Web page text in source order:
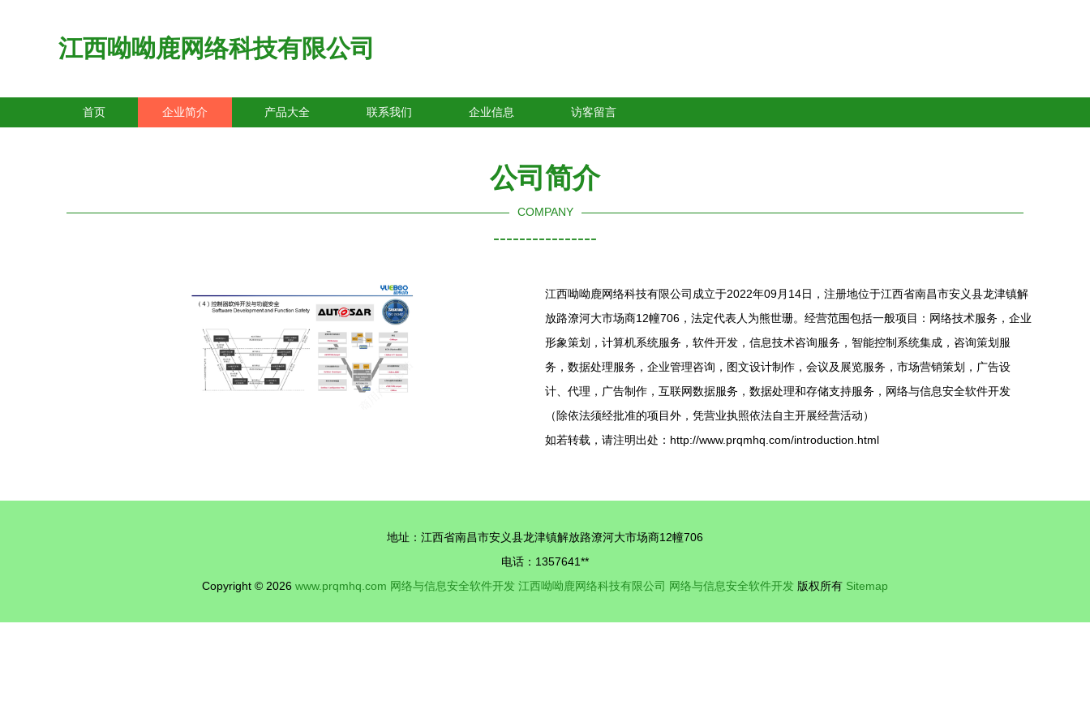
江西呦呦鹿网络科技有限公司
首页 企业简介 产品大全 联系我们 企业信息 访客留言
公司简介
COMPANY
----------------
江西呦呦鹿网络科技有限公司成立于2022年09月14日，注册地位于江西省南昌市安义县龙津镇解
放路潦河大市场商12幢706，法定代表人为熊世珊。经营范围包括一般项目：网络技术服务，企业
形象策划，计算机系统服务，软件开发，信息技术咨询服务，智能控制系统集成，咨询策划服
务，数据处理服务，企业管理咨询，图文设计制作，会议及展览服务，市场营销策划，广告设
计、代理，广告制作，互联网数据服务，数据处理和存储支持服务，网络与信息安全软件开发
（除依法须经批准的项目外，凭营业执照依法自主开展经营活动）
如若转载，请注明出处：http://www.prqmhq.com/introduction.html
地址：江西省南昌市安义县龙津镇解放路潦河大市场商12幢706
电话：1357641**
Copyright © 2026 www.prqmhq.com 网络与信息安全软件开发 江西呦呦鹿网络科技有限公司 网络与信息安全软件开发 版权所有 Sitemap